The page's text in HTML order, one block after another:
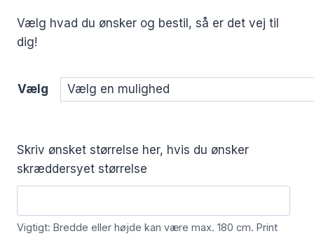
Vælg hvad du ønsker og bestil, så er det vej til
dig!
Vælg
Skriv ønsket størrelse her, hvis du ønsker
skræddersyet størrelse
Vigtigt: Bredde eller højde kan være max. 180 cm. Print